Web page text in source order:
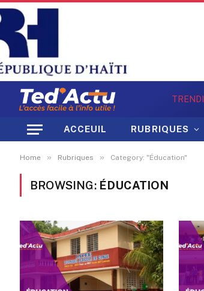
ACCEUIL RUBRIQUES
Home » Rubriques » Category: "Éducation"
BROWSING: ÉDUCATION